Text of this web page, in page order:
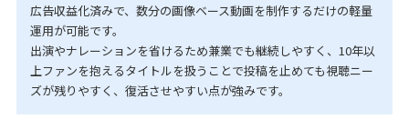
広告収益化済みで、数分の画像ベース動画を制作するだけの軽量
運用が可能です。
出演やナレーションを省けるため兼業でも継続しやすく、10年以
上ファンを抱えるタイトルを扱うことで投稿を止めても視聴ニー
ズが残りやすく、復活させやすい点が強みです。